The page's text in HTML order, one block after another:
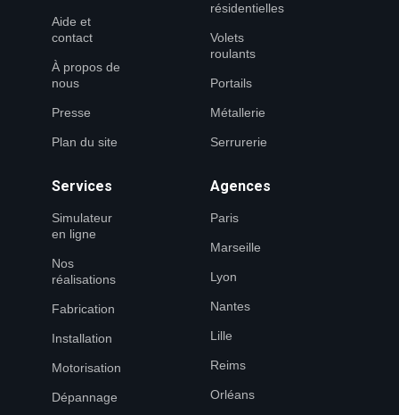
Aide et
contact
À propos de
nous
Presse
Plan du site
résidentielles
Volets
roulants
Portails
Métallerie
Serrurerie
Services
Simulateur
en ligne
Nos
réalisations
Fabrication
Installation
Motorisation
Dépannage
Agences
Paris
Marseille
Lyon
Nantes
Lille
Reims
Orléans